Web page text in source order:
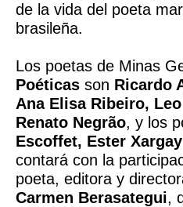
de la vida del poeta
brasileña.
Los poetas de Minas
Poéticas son Ricardo
Ana Elisa Ribeiro,
Renato Negrão, y los
Escoffet, Ester Xargay
contará con la
poeta, editora y
Carmen Berasategui,